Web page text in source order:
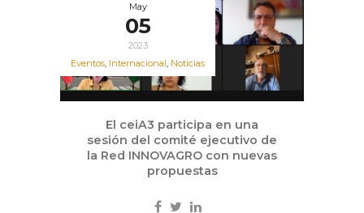
May
05
2023
Eventos, Internacional, Noticias
El ceiA3 participa en una
sesión del comité ejecutivo de
la Red INNOVAGRO con nuevas
propuestas